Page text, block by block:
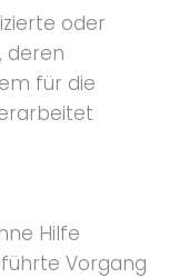
oder
deren
für die
Hilfe
Vorgang